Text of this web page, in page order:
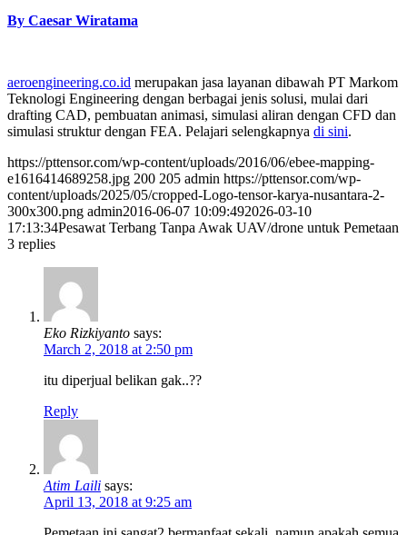
By Caesar Wiratama
aeroengineering.co.id merupakan jasa layanan dibawah PT Markom
Teknologi Engineering dengan berbagai jenis solusi, mulai dari
drafting CAD, pembuatan animasi, simulasi aliran dengan CFD dan
simulasi struktur dengan FEA. Pelajari selengkapnya di sini.
https://pttensor.com/wp-content/uploads/2016/06/ebee-mapping-
e1616414689258.jpg 200 205 admin https://pttensor.com/wp-
content/uploads/2025/05/cropped-Logo-tensor-karya-nusantara-2-
300x300.png admin2016-06-07 10:09:492026-03-10
17:13:34Pesawat Terbang Tanpa Awak UAV/drone untuk Pemetaan
3 replies
Eko Rizkiyanto says:
March 2, 2018 at 2:50 pm
itu diperjual belikan gak..??
Reply
Atim Laili says:
April 13, 2018 at 9:25 am